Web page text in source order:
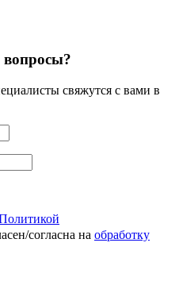
свяжутся с вами в
согласна на обработку